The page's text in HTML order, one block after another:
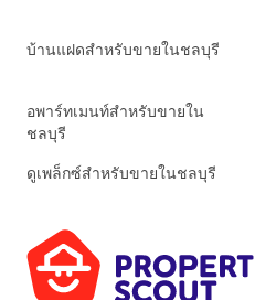
บ้านแฝดสำหรับขายในชลบุรี
อพาร์ทเมนท์สำหรับขายใน
ชลบุรี
ดูเพล็กซ์สำหรับขายในชลบุรี